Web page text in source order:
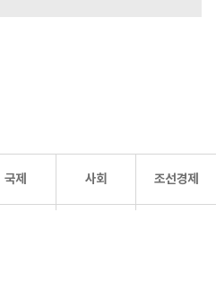
국제 사회 조선경제